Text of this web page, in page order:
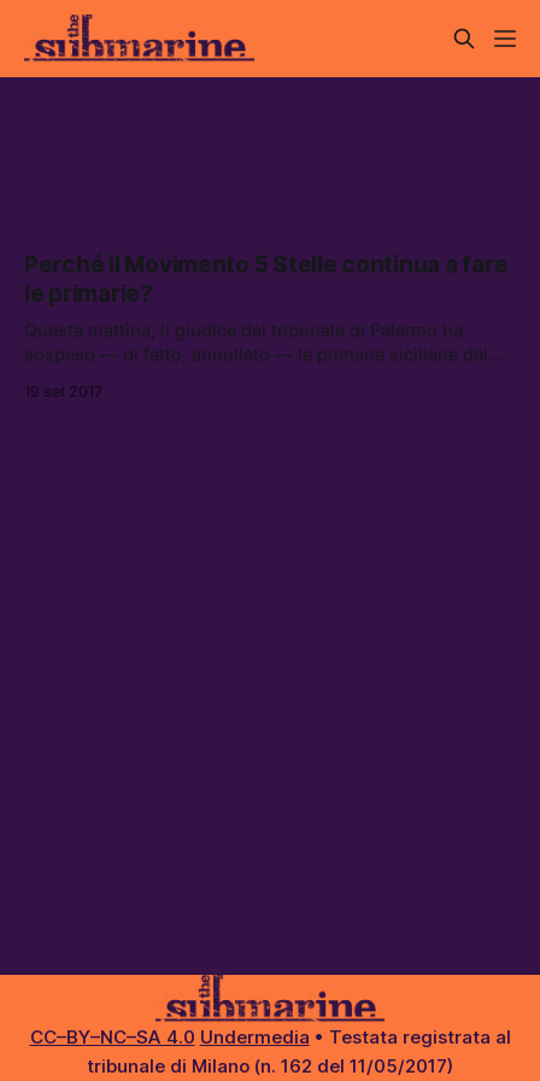
Perché il Movimento 5 Stelle continua a fare
le primarie?
Questa mattina, il giudice del tribunale di Palermo ha
sospeso — di fatto, annullato — le primarie siciliane del
19 set 2017
CC–BY–NC–SA 4.0 Undermedia • Testata registrata al
tribunale di Milano (n. 162 del 11/05/2017)